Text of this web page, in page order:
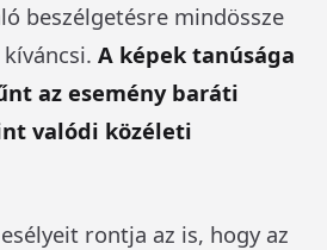
beszélgetésre mindössze
A képek tanúsága
az esemény baráti
valódi közéleti
rontja az is, hogy az